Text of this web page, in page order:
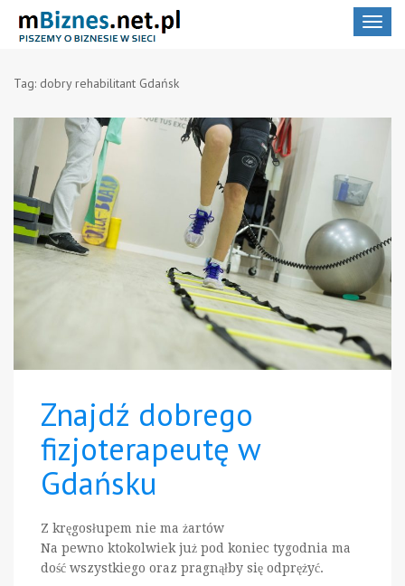
Toggle
Tag: dobry rehabilitant Gdańsk
Znajdź dobrego
fizjoterapeutę w
Gdańsku
Z kręgosłupem nie ma żartów
Na pewno ktokolwiek już pod koniec tygodnia ma
dość wszystkiego oraz pragnąłby się odprężyć.